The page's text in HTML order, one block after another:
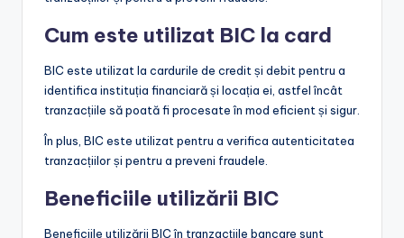
Cum este utilizat BIC la card
BIC este utilizat la cardurile de credit și debit pentru a
identifica instituția financiară și locația ei, astfel încât
tranzacțiile să poată fi procesate în mod eficient și sigur.
În plus, BIC este utilizat pentru a verifica autenticitatea
tranzacțiilor și pentru a preveni fraudele.
Beneficiile utilizării BIC
Beneficiile utilizării BIC în tranzacțiile bancare sunt